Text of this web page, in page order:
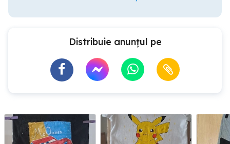
Distribuie anunțul pe